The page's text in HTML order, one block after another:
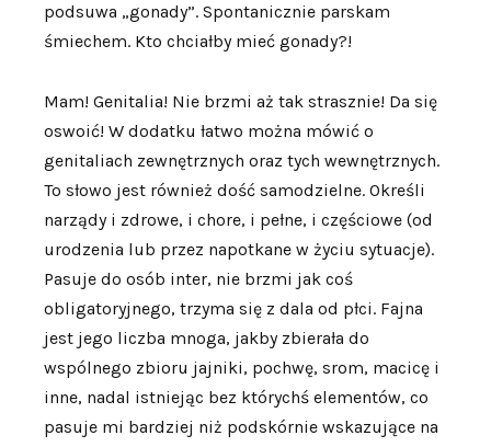
podsuwa „gonady”. Spontanicznie parskam
śmiechem. Kto chciałby mieć gonady?!
Mam! Genitalia! Nie brzmi aż tak strasznie! Da się
oswoić! W dodatku łatwo można mówić o
genitaliach zewnętrznych oraz tych wewnętrznych.
To słowo jest również dość samodzielne. Określi
narządy i zdrowe, i chore, i pełne, i częściowe (od
urodzenia lub przez napotkane w życiu sytuacje).
Pasuje do osób inter, nie brzmi jak coś
obligatoryjnego, trzyma się z dala od płci. Fajna
jest jego liczba mnoga, jakby zbierała do
wspólnego zbioru jajniki, pochwę, srom, macicę i
inne, nadal istniejąc bez którychś elementów, co
pasuje mi bardziej niż podskórnie wskazujące na